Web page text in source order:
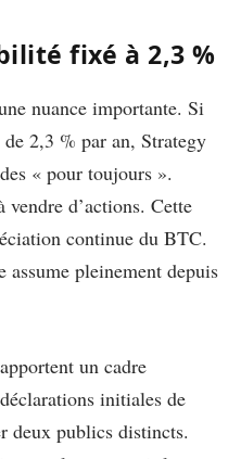
fixé à 2,3 %
nuance importante. Si
2,3 % par an, Strategy
« pour toujours ».
vendre d’actions. Cette
continue du BTC.
assume pleinement depuis
apportent un cadre
initiales de
deux publics distincts.